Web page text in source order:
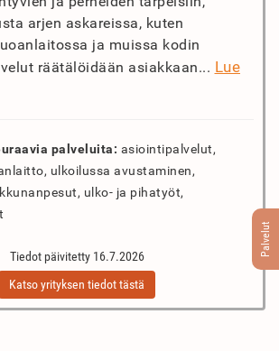
Palvelut
arjen askareissa, kuten
ja muissa kodin
räätälöidään asiakkaan... Lue
palveluita: asiointipalvelut,
ulkoilussa avustaminen,
ulko- ja pihatyöt,
Tiedot päivitetty 16.7.2026
Katso yrityksen tiedot tästä